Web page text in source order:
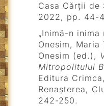
Casa Cărții de
2022, pp. 44-
„Inimă-n inima
Onesim, Maria
Onesim (ed.),
Mitropolitului
Editura
Renașterea,
242-250.